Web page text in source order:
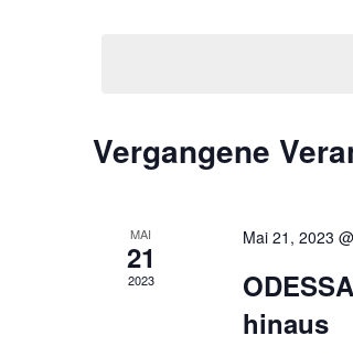
Kalender
von
Vergangene
MAI
21
2023
Mai 21, 2023
hinaus